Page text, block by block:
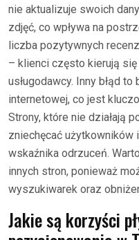
nie aktualizuje swoich
zdjęć, co wpływa na
liczba pozytywnych
– klienci często kierują
usługodawcy. Inny błąd
internetowej, co jest
Strony, które nie działają
zniechęcać
wskaźnika odrzuceń.
innych stron, ponieważ
wyszukiwarek oraz
Jakie są korzyści